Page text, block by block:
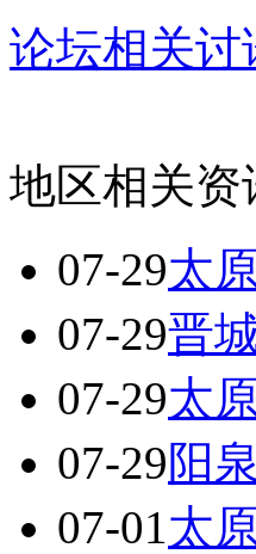
论坛相关讨
地区相关资
07-29太
07-29晋
07-29太
07-29阳
07-01太